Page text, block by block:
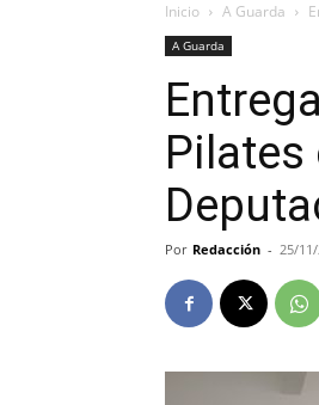
Inicio A Guarda
A Guarda
Pilates
Por Redacción - 25/